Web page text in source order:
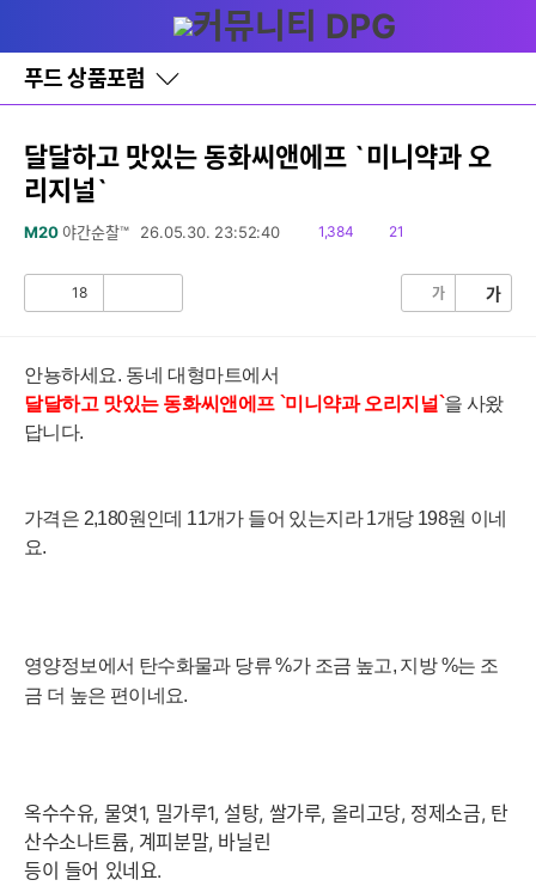
와
홈
푸드 상품포럼
바
로
기
레
창
글
달달하고 맛있는 동화씨앤에프 `미니약과 오
리지널`
M20 야간순찰™ 26.05.30. 23:52:40
읽
1,384
댓
21
18 가 가
안뇽하세요. 동네 대형마트에서
달달하고 맛있는 동화씨앤에프 `미니약과 오리지널`을사왔
답니다.
가격은 2,180원인데 11개가 들어 있는지라 1개당 198원 이네
요.
영양정보에서 탄수화물과 당류 %가 조금 높고, 지방%는 조
금 더 높은 편이네요.
옥수수유, 물엿1, 밀가루1, 설탕, 쌀가루, 올리고당, 정제소금, 탄
산수소나트륨, 계피분말, 바닐린
등이 들어 있네요.